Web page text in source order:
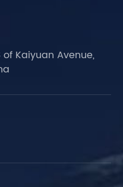
of Kaiyuan Avenue,